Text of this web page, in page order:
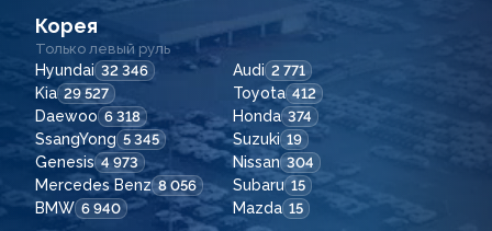
Корея
Только левый руль
Hyundai 32 346 Audi 2 771
Kia 29 527 Toyota 412
Daewoo 6 318 Honda 374
SsangYong 5 345 Suzuki 19
Genesis 4 973 Nissan 304
Mercedes Benz 8 056 Subaru 15
BMW 6 940 Mazda 15